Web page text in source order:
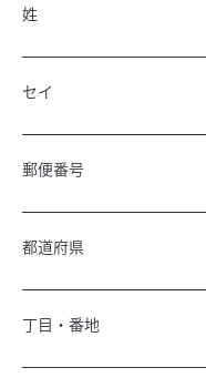
姓
セイ
郵便番号
都道府県
丁目・番地